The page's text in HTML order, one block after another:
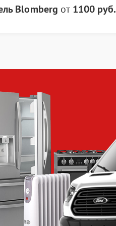
Blomberg от 1100 руб.